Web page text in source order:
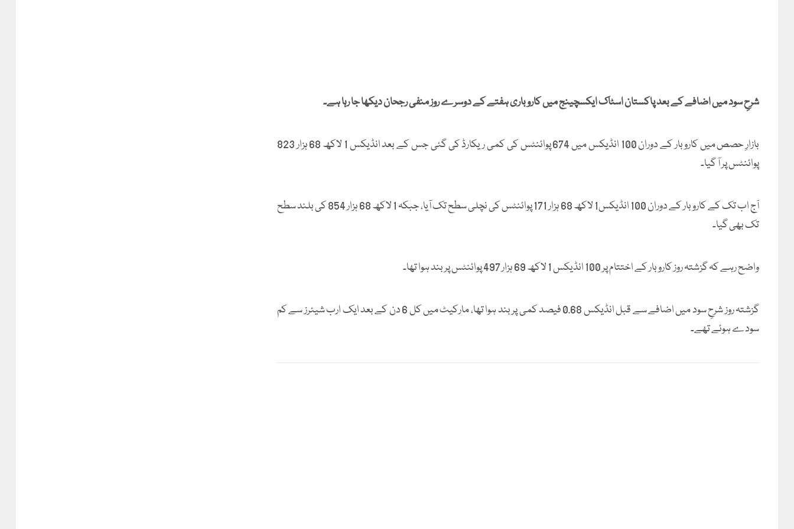
شرحِ سود میں اضافے کے بعد پاکستان اسٹاک ایکسچینج میں کاروباری ہفتے کے دوسرے روز منفی رجحان دیکھا جا رہا ہے۔
بازارِ حصص میں کاروبار کے دوران 100 انڈیکس میں 674 پوائنٹس کی کمی ریکارڈ کی گئی جس کے بعد انڈیکس 1 لاکھ 68 ہزار 823
پوائنٹس پر آ گیا۔
آج اب تک کے کاروبار کے دوران 100 انڈیکس1 لاکھ 68 ہزار 171 پوائنٹس کی نچلی سطح تک آیا، جبکہ 1 لاکھ 68 ہزار 854 کی بلند سطح
تک بھی گیا۔
واضح رہے کہ گزشتہ روز کاروبار کے اختتام پر 100 انڈیکس 1 لاکھ 69 ہزار 497 پوائنٹس پر بند ہوا تھا۔
گزشتہ روز شرحِ سود میں اضافے سے قبل انڈیکس 0.68 فیصد کمی پر بند ہوا تھا، مارکیٹ میں کل 6 دن کے بعد ایک ارب شیئرز سے کم
سودے ہوئے تھے۔